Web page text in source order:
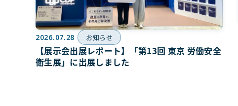
2026.07.28 お知らせ
【展示会出展レポート】「第13回 東京 労働安全
衛生展」に出展しました